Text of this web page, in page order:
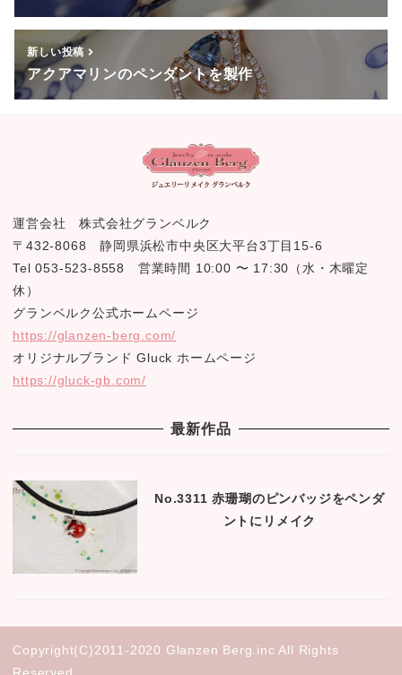
新しい投稿
アクアマリンのペンダントを製作
運営会社 株式会社グランベルク
〒432-8068 静岡県浜松市中央区大平台3丁目15-6
Tel 053-523-8558 営業時間 10:00 〜 17:30（水・木曜定
休）
グランベルク公式ホームページ
https://glanzen-berg.com/
オリジナルブランド Gluck ホームページ
https://gluck-gb.com/
最新作品
No.3311 赤珊瑚のピンバッジをペンダ
ントにリメイク
Copyright(C)2011-2020 Glanzen Berg.inc All Rights